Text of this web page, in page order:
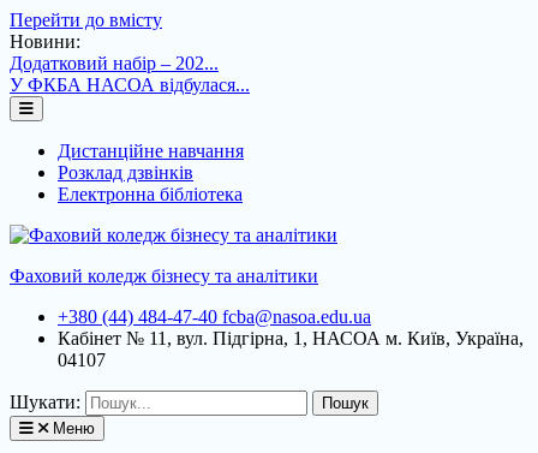
Перейти до вмісту
Новини:
Додатковий набір – 202...
У ФКБА НАСОА відбулася...
Дистанційне навчання
Розклад дзвінків
Електронна бібліотека
Фаховий коледж бізнесу та аналітики
+380 (44) 484-47-40 fcba@nasoa.edu.ua
Кабінет № 11, вул. Підгірна, 1, НАСОА м. Київ, Україна,
04107
Шукати:
Меню